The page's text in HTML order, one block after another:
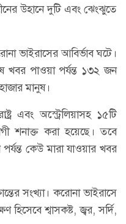
উহানে দুটি এবং ঝেংঝুতে
ভাইরাসের আবির্ভাব ঘটে।
খবর পাওয়া পর্যন্ত ১৩২ জন
মানুষ।
এবং অস্ট্রেলিয়াসহ ১৫টি
শনাক্ত করা হয়েছে। তবে
কেউ মারা যাওয়ার খবর
সংখ্যা। করোনা ভাইরাসে
হিসেবে শ্বাসকষ্ট, জ্বর, সর্দি,